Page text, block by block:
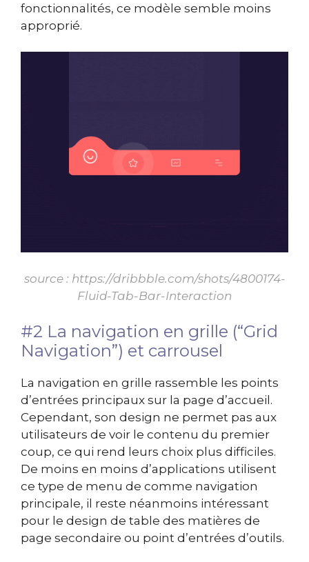
fonctionnalités, ce modèle semble moins
approprié.
source : https://dribbble.com/shots/4800174-
Fluid-Tab-Bar-Interaction
#2 La navigation en grille (“Grid
Navigation”) et carrousel
La navigation en grille rassemble les points
d’entrées principaux sur la page d’accueil.
Cependant, son design ne permet pas aux
utilisateurs de voir le contenu du premier
coup, ce qui rend leurs choix plus difficiles.
De moins en moins d’applications utilisent
ce type de menu de comme navigation
principale, il reste néanmoins intéressant
pour le design de table des matières de
page secondaire ou point d’entrées d’outils.